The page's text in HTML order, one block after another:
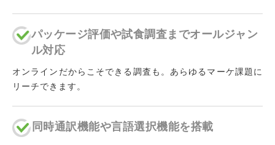
パッケージ評価や試食調査までオールジャン
ル対応
オンラインだからこそできる調査も。あらゆるマーケ課題に
リーチできます。
同時通訳機能や言語選択機能を搭載